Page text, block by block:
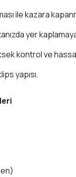
ile kazara
yer
kontrol ve
yapısı.